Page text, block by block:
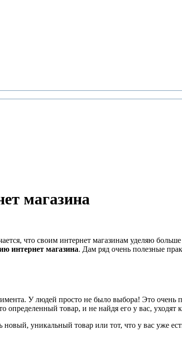
магазина
что своим интернет магазинам уделяю
интернет магазина. Дам ряд очень полезные
У людей просто не было выбора! Это
товар, и не найдя его у вас, уходят
уникальный товар или тот, что у вас уже